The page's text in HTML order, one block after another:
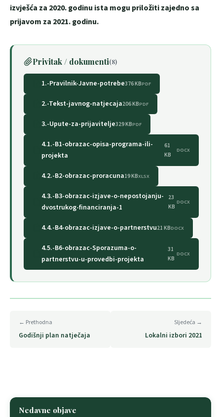
izvješća za 2020. godinu ista mogu priložiti zajedno sa
prijavom za 2021. godinu.
Privitak / dokumenti(8)
1.-Pravilnik-Javne-potrebe376 KBPDF
2.-Tekst-javnog-natjecaja206 KBPDF
3.-Upute-za-prijavitelje329 KBPDF
4.1.-B1-obrazac-opisa-programa-ili-
projekta
61
KB
DOCX
4.2.-B2-obrazac-proracuna19 KBXLSX
4.3.-B3-obrazac-izjave-o-nepostojanju-
dvostrukog-financiranja-1
23
KB
DOCX
4.4.-B4-obrazac-izjave-o-partnerstvu21 KBDOCX
4.5.-B6-obrazac-Sporazuma-o-
partnerstvu-u-provedbi-projekta
31
KB
DOCX
← Prethodna
Godišnji plan natječaja
Sljedeća →
Lokalni izbori 2021
Nedavne objave